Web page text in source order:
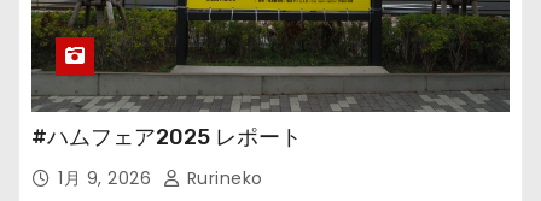
#ハムフェア2025 レポート
1月 9, 2026 Rurineko